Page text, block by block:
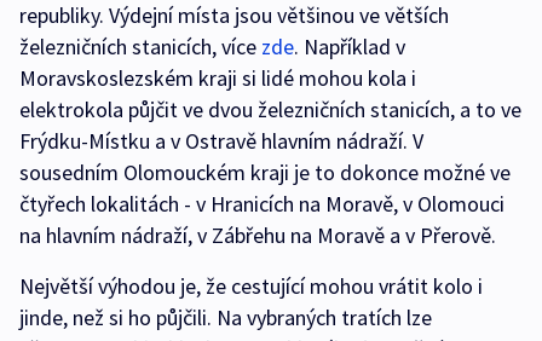
republiky. Výdejní místa jsou většinou ve větších
železničních stanicích, více zde. Například v
Moravskoslezském kraji si lidé mohou kola i
elektrokola půjčit ve dvou železničních stanicích, a to ve
Frýdku-Místku a v Ostravě hlavním nádraží. V
sousedním Olomouckém kraji je to dokonce možné ve
čtyřech lokalitách - v Hranicích na Moravě, v Olomouci
na hlavním nádraží, v Zábřehu na Moravě a v Přerově.
Největší výhodou je, že cestující mohou vrátit kolo i
jinde, než si ho půjčili. Na vybraných tratích lze